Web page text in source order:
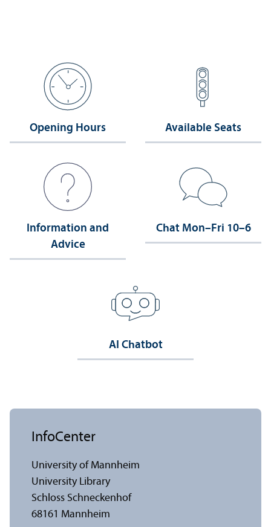
Opening Hours Available Seats
Information and
Advice
Chat Mon–Fri 10–6
AI Chatbot
InfoCenter
University of Mannheim
University Library
Schloss Schneckenhof
68161 Mannheim